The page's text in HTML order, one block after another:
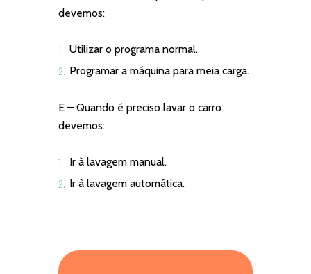
devemos:
Utilizar o programa normal.
Programar a máquina para meia carga.
E – Quando é preciso lavar o carro
devemos:
Ir à lavagem manual.
Ir à lavagem automática.